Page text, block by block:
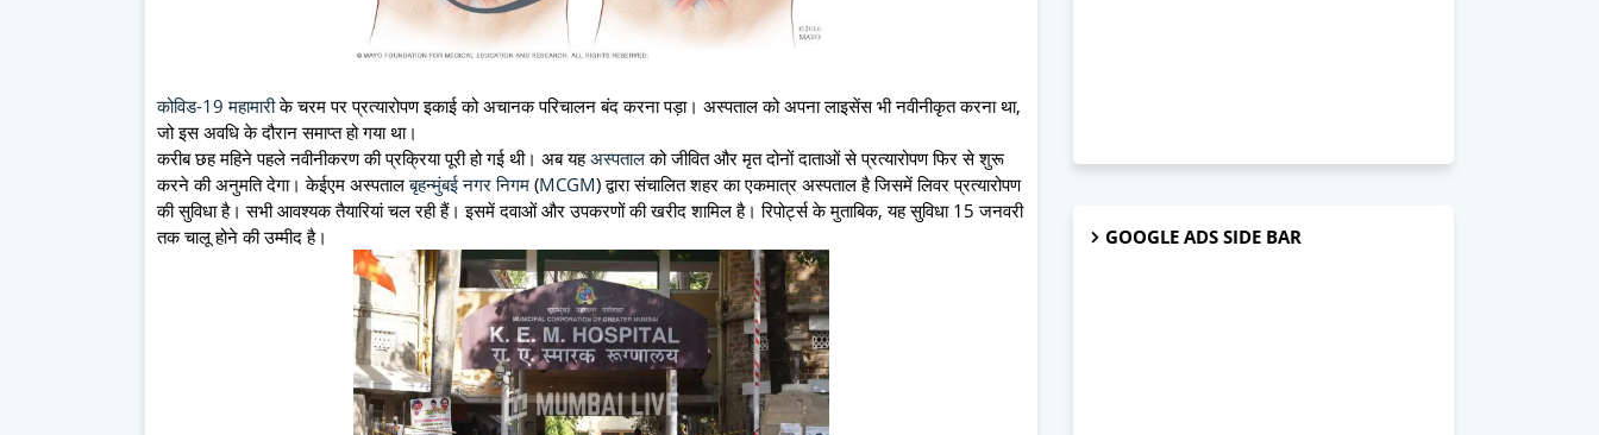
कोविड-19 महामारीके चरम पर प्रत्यारोपण इकाई को अचानक परिचालन बंद करना पड़ा। अस्पताल को अपना लाइसेंस भी नवीनीकृत करना था,
जो इस अवधि के दौरान समाप्त हो गया था।
करीब छह महिने पहले नवीनीकरण की प्रक्रिया पूरी हो गई थी। अब यहअस्पतालको जीवित और मृत दोनों दाताओं से प्रत्यारोपण फिर से शुरू
करने की अनुमति देगा। केईएम अस्पतालबृहन्मुंबई नगर निगम (MCGM) द्वारा संचालित शहर का एकमात्र अस्पताल है जिसमें लिवर प्रत्यारोपण
की सुविधा है। सभी आवश्यक तैयारियां चल रही हैं। इसमें दवाओं और उपकरणों की खरीद शामिल है। रिपोर्ट्स के मुताबिक, यह सुविधा 15 जनवरी
तक चालू होने की उम्मीद है।
GOOGLE ADS SIDE BAR